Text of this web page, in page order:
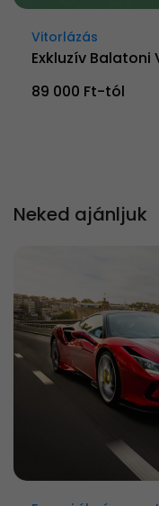
Vitorlázás
Exkluzív
89 000 Ft-tól
Neked ajánljuk